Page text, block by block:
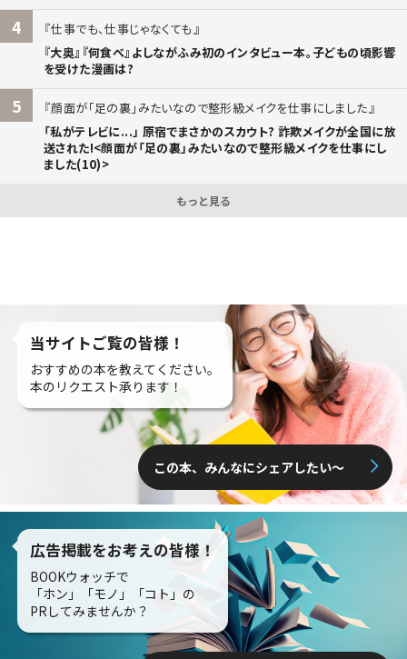
4
仕事でも、仕事じゃなくても
『大奥』『何食べ』よしながふみ初のインタビュー本。子どもの頃影響
を受けた漫画は?
5
顔面が「足の裏」みたいなので整形級メイクを仕事にしました
「私がテレビに...」 原宿でまさかのスカウト? 詐欺メイクが全国に放
送された!<顔面が「足の裏」みたいなので整形級メイクを仕事にし
ました(10)>
もっと見る
当サイトご覧の皆様！
おすすめの本を教えてください。
本のリクエスト承ります！
この本、みんなにシェアしたい〜
広告掲載をお考えの皆様！
BOOKウォッチで
「ホン」「モノ」「コト」の
PRしてみませんか？